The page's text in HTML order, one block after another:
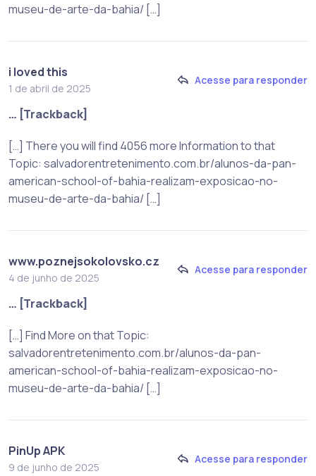
museu-de-arte-da-bahia/ […]
i loved this
1 de abril de 2025
Acesse para responder
… [Trackback]
[…] There you will find 4056 more Information to that
Topic: salvadorentretenimento.com.br/alunos-da-pan-
american-school-of-bahia-realizam-exposicao-no-
museu-de-arte-da-bahia/ […]
www.poznejsokolovsko.cz
4 de junho de 2025
Acesse para responder
… [Trackback]
[…] Find More on that Topic:
salvadorentretenimento.com.br/alunos-da-pan-
american-school-of-bahia-realizam-exposicao-no-
museu-de-arte-da-bahia/ […]
PinUp APK
9 de junho de 2025
Acesse para responder